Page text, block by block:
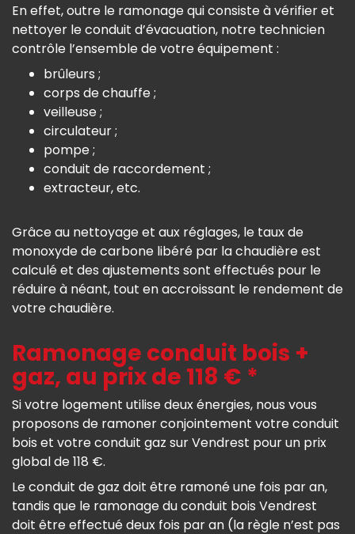
En effet, outre le ramonage qui consiste à vérifier et
nettoyer le conduit d’évacuation, notre technicien
contrôle l’ensemble de votre équipement :
brûleurs ;
corps de chauffe ;
veilleuse ;
circulateur ;
pompe ;
conduit de raccordement ;
extracteur, etc.
Grâce au nettoyage et aux réglages, le taux de
monoxyde de carbone libéré par la chaudière est
calculé et des ajustements sont effectués pour le
réduire à néant, tout en accroissant le rendement de
votre chaudière.
Ramonage conduit bois +
gaz, au prix de 118 € *
Si votre logement utilise deux énergies, nous vous
proposons de ramoner conjointement votre conduit
bois et votre conduit gaz sur Vendrest pour un prix
global de 118 €.
Le conduit de gaz doit être ramoné une fois par an,
tandis que le ramonage du conduit bois Vendrest
doit être effectué deux fois par an (la règle n’est pas